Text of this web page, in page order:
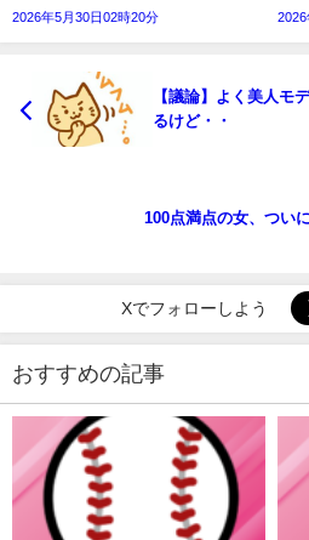
2026年5月30日02時20分
【議論】よく美人モ
るけど・・
100点満点の女、つい
Xでフォローしよう
おすすめの記事